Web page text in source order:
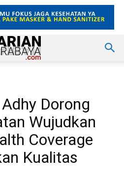
Dorong
Wujudkan
Coverage
Kualitas